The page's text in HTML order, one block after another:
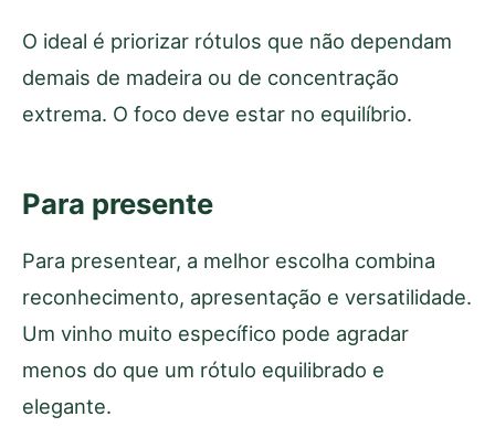
O ideal é priorizar rótulos que não dependam
demais de madeira ou de concentração
extrema. O foco deve estar no equilíbrio.
Para presente
Para presentear, a melhor escolha combina
reconhecimento, apresentação e versatilidade.
Um vinho muito específico pode agradar
menos do que um rótulo equilibrado e
elegante.